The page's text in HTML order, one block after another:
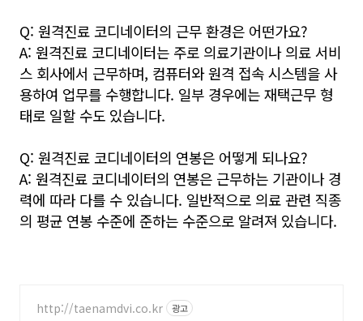
Q: 원격진료 코디네이터의 근무 환경은 어떤가요?
A: 원격진료 코디네이터는 주로 의료기관이나 의료 서비
스 회사에서 근무하며, 컴퓨터와 원격 접속 시스템을 사
용하여 업무를 수행합니다. 일부 경우에는 재택근무 형
태로 일할 수도 있습니다.
Q: 원격진료 코디네이터의 연봉은 어떻게 되나요?
A: 원격진료 코디네이터의 연봉은 근무하는 기관이나 경
력에 따라 다를 수 있습니다. 일반적으로 의료 관련 직종
의 평균 연봉 수준에 준하는 수준으로 알려져 있습니다.
http://taenamdvi.co.kr 광고